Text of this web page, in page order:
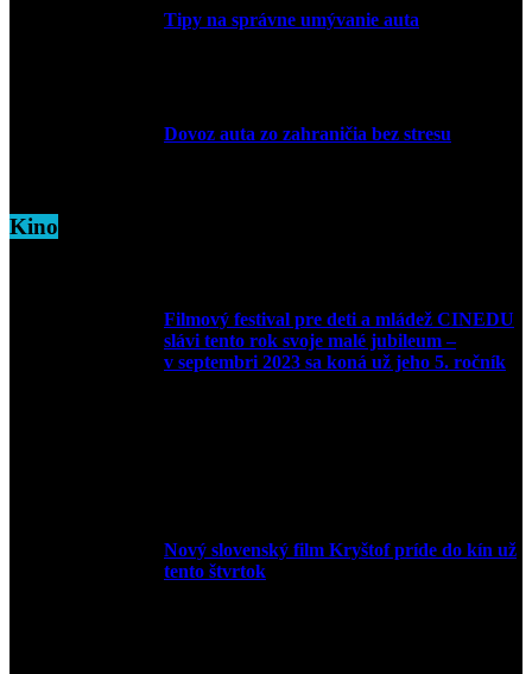
Tipy na správne umývanie auta
Dovoz auta zo zahraničia bez stresu
Kino
Filmový festival pre deti a mládež CINEDU
slávi tento rok svoje malé jubileum –
v septembri 2023 sa koná už jeho 5. ročník
Nový slovenský film Kryštof príde do kín už
tento štvrtok